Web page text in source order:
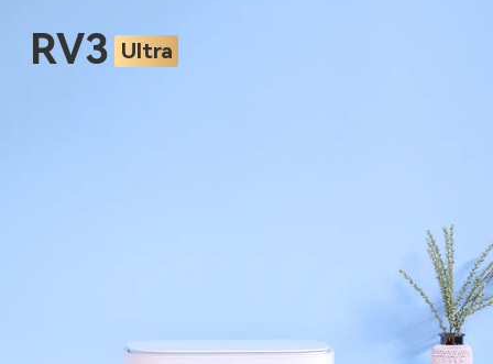
RV3 Ultra